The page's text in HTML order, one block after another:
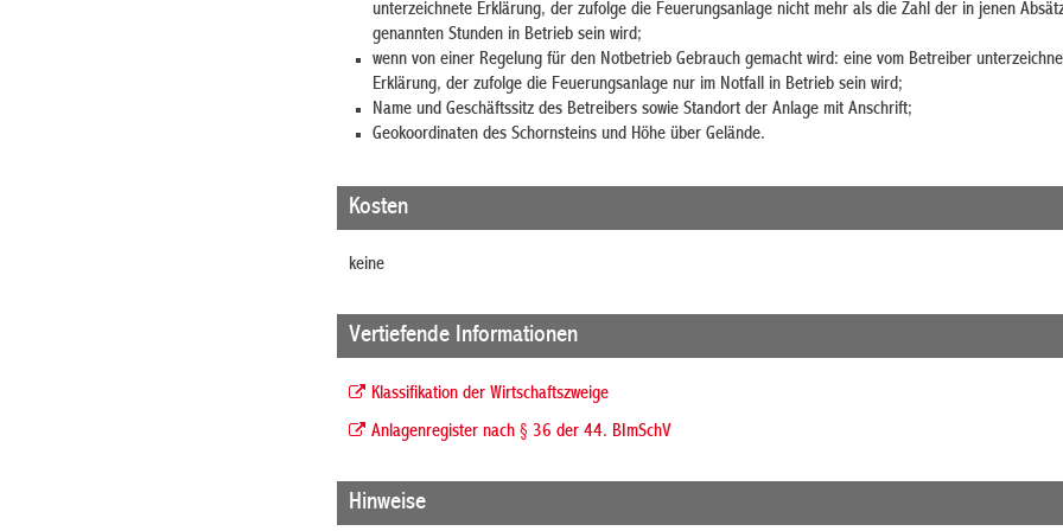
unterzeichnete Erklärung, der zufolge die Feuerungsanlage nicht mehr als die Zahl der in jenen
genannten Stunden in Betrieb sein wird;
wenn von einer Regelung für den Notbetrieb Gebrauch gemacht wird: eine vom Betreiber
Erklärung, der zufolge die Feuerungsanlage nur im Notfall in Betrieb sein wird;
Name und Geschäftssitz des Betreibers sowie Standort der Anlage mit Anschrift;
Geokoordinaten des Schornsteins und Höhe über Gelände.
Kosten
keine
Vertiefende Informationen
Klassifikation der Wirtschaftszweige
Anlagenregister nach § 36 der 44. BImSchV
Hinweise